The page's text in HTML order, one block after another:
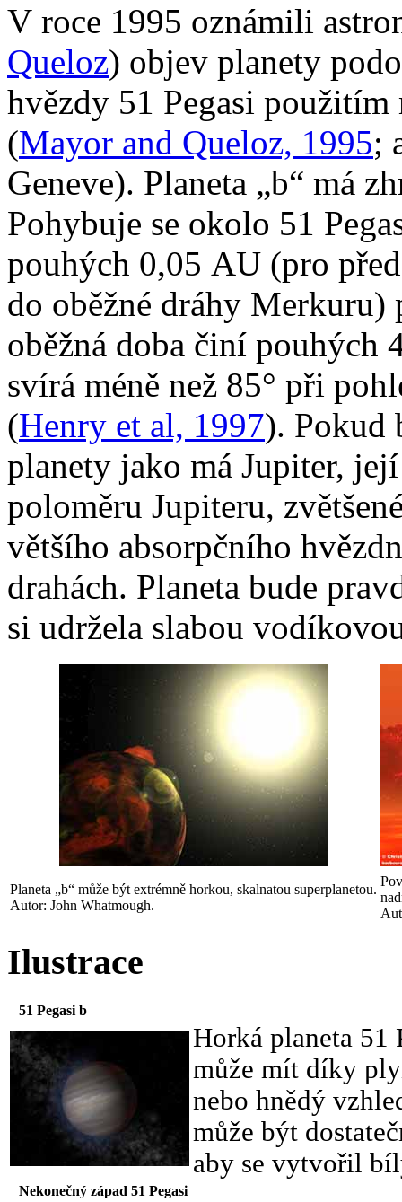
V roce 1995 oznámili
Queloz) objev planety
hvězdy 51 Pegasi
(Mayor and Queloz, 1995;
Geneve). Planeta „b“ má
Pohybuje se okolo 51
pouhých 0,05 AU (pro
do oběžné dráhy Merkuru)
oběžná doba činí pouhých
svírá méně než 85° při
(Henry et al, 1997). Pokud
planety jako má Jupiter,
poloměru Jupiteru,
většího absorpčního
drahách. Planeta bude
si udržela slabou
Planeta „b“ může být extrémně horkou, skalnatou superplanetou.
Autor: John Whatmough.
Ilustrace
51 Pegasi b
Horká planeta 51
může mít díky
nebo hnědý
může být
aby se vytvořil
Nekonečný západ 51 Pegasi